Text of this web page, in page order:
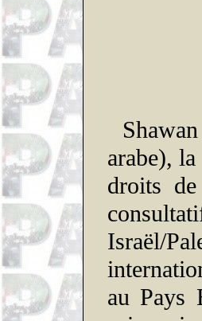
Shawan
arabe),
droits
Israël/
au Pays